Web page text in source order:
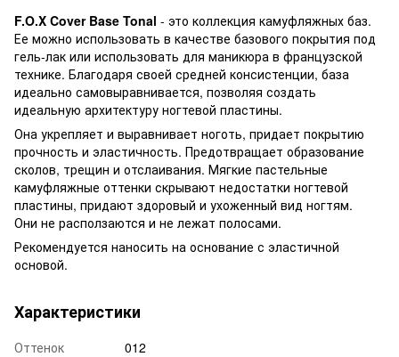
F.O.X Cover Base Tonal - это коллекция камуфляжных баз.
Ее можно использовать в качестве базового покрытия под
гель-лак или использовать для маникюра в французской
технике. Благодаря своей средней консистенции, база
идеально самовыравнивается, позволяя создать
идеальную архитектуру ногтевой пластины.
Она укрепляет и выравнивает ноготь, придает покрытию
прочность и эластичность. Предотвращает образование
сколов, трещин и отслаивания. Мягкие пастельные
камуфляжные оттенки скрывают недостатки ногтевой
пластины, придают здоровый и ухоженный вид ногтям.
Они не расползаются и не лежат полосами.
Рекомендуется наносить на основание с эластичной
основой.
Характеристики
Оттенок
012